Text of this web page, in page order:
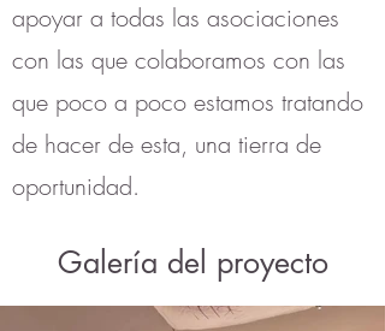
apoyar a todas las asociaciones
con las que colaboramos con las
que poco a poco estamos tratando
de hacer de esta, una tierra de
oportunidad.
Galería del proyecto